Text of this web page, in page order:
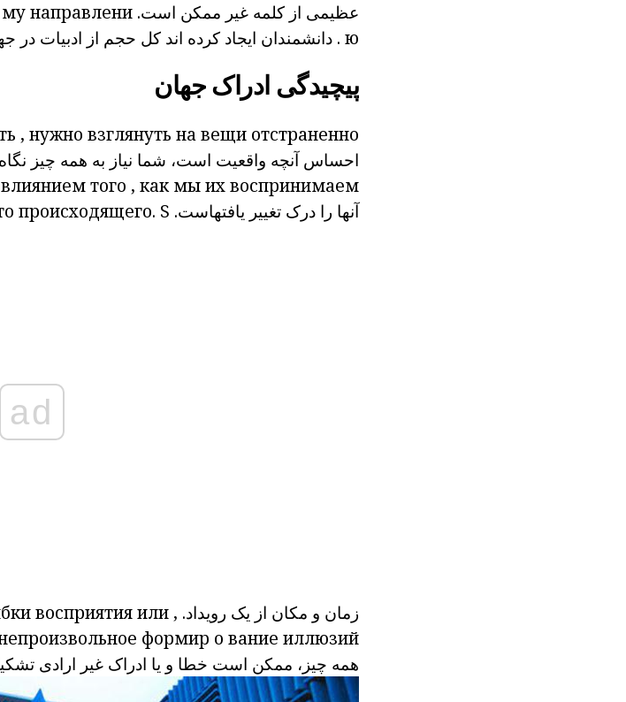
عظیمی از کلمه غیر ممکن است. мунаправлени
ю
. دانشمندان ایجاد کرده اند کل حجم از ادبیات در
پیچیدگی ادراک جهان
, нужно взглянуть на вещи отстраненно.
احساس آنچه واقعیت است، شما نیاز به همه چیز نگاه
влиянием того , как мы ихвоспринимаем
آنها را درک تغییر یافتهاست. происходящего. S
ad
زمان و مکان از یک رویداد. , то возможны ошибки восприятия или
формир о вание иллюзий.
همه چیز، ممکن است خطا و یا ادراک غیر ارادی